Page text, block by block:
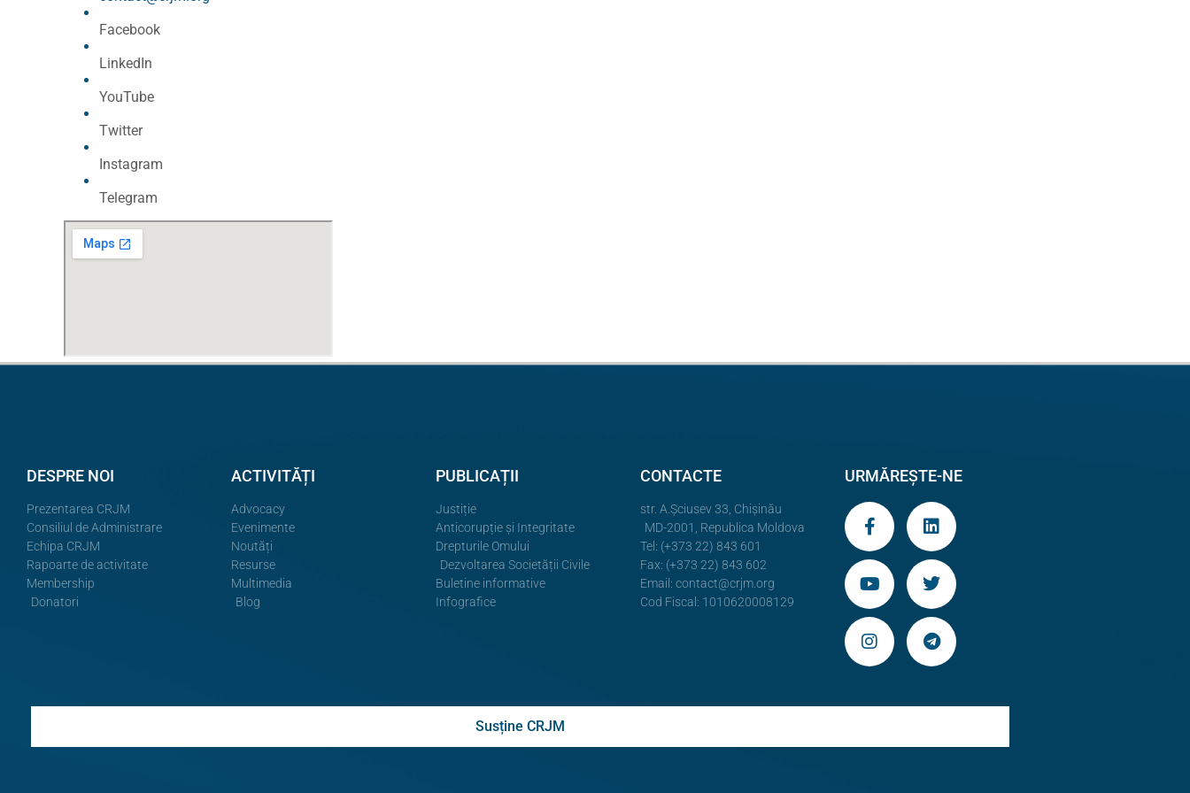
Facebook
LinkedIn
YouTube
Twitter
Instagram
Telegram
DESPRE NOI
Prezentarea CRJM
Consiliul de Administrare
Echipa CRJM
Rapoarte de activitate
Membership
Donatori
ACTIVITĂȚI
Advocacy
Evenimente
Noutăți
Resurse
Multimedia
Blog
PUBLICAȚII
Justiție
Anticorupție și Integritate
Drepturile Omului
Dezvoltarea Societății Civile
Buletine informative
Infografice
CONTACTE
str. A.Şciusev 33, Chișinău
MD-2001, Republica Moldova
Tel: (+373 22) 843 601
Fax: (+373 22) 843 602
Email: contact@crjm.org
Cod Fiscal: 1010620008129
URMĂREȘTE-NE
Susține CRJM